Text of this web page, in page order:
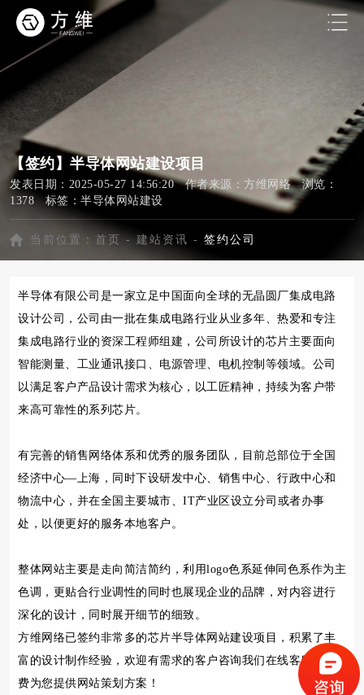
【签约】半导体网站建设项目
发表日期：2025-05-27 14:56:20 作者来源：方维网络 浏览：
1378 标签： 半导体网站建设
当前位置： 首页 - 建站资讯 - 签约公司
半导体有限公司是一家立足中国面向全球的无晶圆厂集成电路
设计公司，公司由一批在集成电路行业从业多年、热爱和专注
集成电路行业的资深工程师组建，公司所设计的芯片主要面向
智能测量、工业通讯接口、电源管理、电机控制等领域。公司
以满足客户产品设计需求为核心，以工匠精神，持续为客户带
来高可靠性的系列芯片。
有完善的销售网络体系和优秀的服务团队，目前总部位于全国
经济中心—上海，同时下设研发中心、销售中心、行政中心和
物流中心，并在全国主要城市、IT产业区设立分司或者办事
处，以便更好的服务本地客户。
整体网站主要是走向简洁简约，利用logo色系延伸同色系作为主
色调，更贴合行业调性的同时也展现企业的品牌，对内容进行
深化的设计，同时展开细节的细致。
方维网络已签约非常多的芯片半导体网站建设项目，积累了丰
富的设计制作经验，欢迎有需求的客户咨询我们在线客服，免
费为您提供网站策划方案！